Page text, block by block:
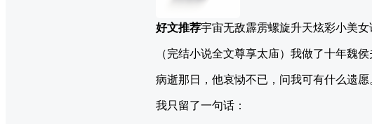
好文推荐宇宙无敌霹雳螺旋升天炫彩小美
（完结小说全文尊享太庙）我做了十年魏
病逝那日，他哀恸不已，问我可有什么遗愿
我只留了一句话：